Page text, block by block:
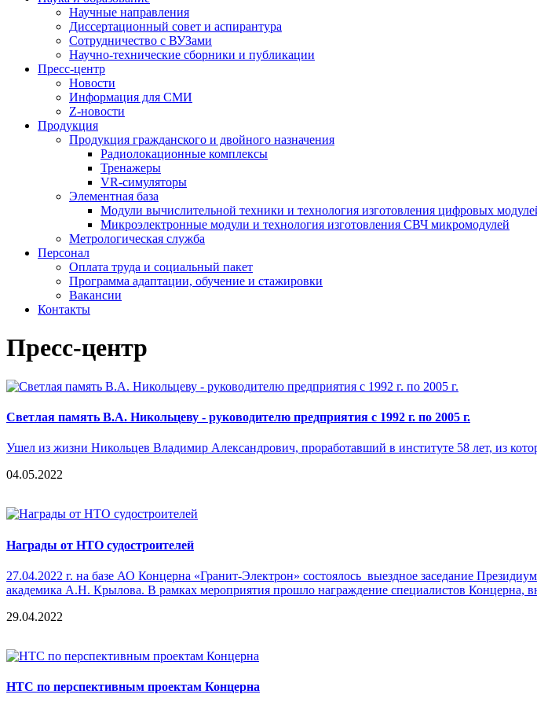
Научные направления
Диссертационный совет и аспирантура
Сотрудничество с ВУЗами
Научно-технические сборники и публикации
Пресс-центр
Новости
Информация для СМИ
Z-новости
Продукция
Продукция гражданского и двойного назначения
Радиолокационные комплексы
Тренажеры
VR-симуляторы
Элементная база
Модули вычислительной техники и технология изготовления цифровых
Микроэлектронные модули и технология изготовления СВЧ микромодулей
Метрологическая служба
Персонал
Оплата труда и социальный пакет
Программа адаптации, обучение и стажировки
Вакансии
Контакты
Пресс-центр
Светлая память В.А. Никольцеву - руководителю предприятия с 1992 г. по 2005 г.
Ушел из жизни Никольцев Владимир Александрович, проработавший в институте 58 лет, из
04.05.2022
Награды от НТО судостроителей
27.04.2022 г. на базе АО Концерна «Гранит-Электрон» состоялось выездное заседание
академика А.Н. Крылова. В рамках мероприятия прошло награждение специалистов Концерна,
29.04.2022
НТС по перспективным проектам Концерна